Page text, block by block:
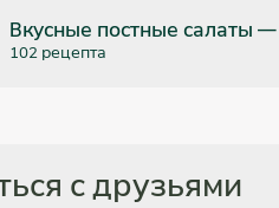
Вкусные постные салаты
102 рецепта
с друзьями